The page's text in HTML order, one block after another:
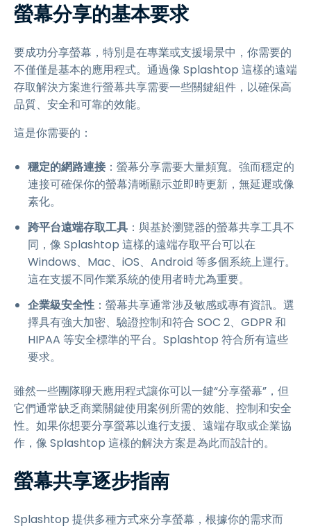
螢幕分享的基本要求
要成功分享螢幕，特別是在專業或支援場景中，你需要的
不僅僅是基本的應用程式。通過像 Splashtop 這樣的遠端
存取解決方案進行螢幕共享需要一些關鍵組件，以確保高
品質、安全和可靠的效能。
這是你需要的：
穩定的網路連接 ：螢幕分享需要大量頻寬。強而穩定的
連接可確保你的螢幕清晰顯示並即時更新，無延遲或像
素化。
跨平台遠端存取工具 ：與基於瀏覽器的螢幕共享工具不
同，像 Splashtop 這樣的遠端存取平台可以在
Windows、Mac、iOS、Android 等多個系統上運行。
這在支援不同作業系統的使用者時尤為重要。
企業級安全性 ：螢幕共享通常涉及敏感或專有資訊。選
擇具有強大加密、驗證控制和符合 SOC 2、GDPR 和
HIPAA 等安全標準的平台。Splashtop 符合所有這些
要求。
雖然一些團隊聊天應用程式讓你可以一鍵“分享螢幕”，但
它們通常缺乏商業關鍵使用案例所需的效能、控制和安全
性。如果你想要分享螢幕以進行支援、遠端存取或企業協
作，像 Splashtop 這樣的解決方案是為此而設計的。
螢幕共享逐步指南
Splashtop 提供多種方式來分享螢幕，根據你的需求而